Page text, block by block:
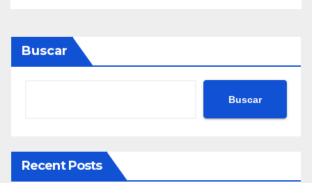
Buscar
Buscar
Recent Posts